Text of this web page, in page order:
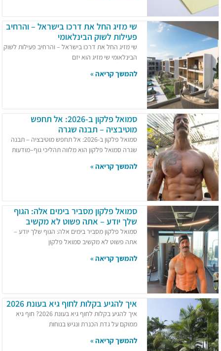
שי מזיג החל את דרכו בישראל – והרחיב
פעילות לשוק הבינלאומי
שי מזיג החל את דרכו בישראל – והרחיב פעילות לשוק
הבינלאומי שי מזיג הוא יזם
להמשך קריאה »
סמואל פלקון ב-2026: אל תחפש
מוטיבציה – תבנה שגרה
סמואל פלקון ב-2026: אל תחפש מוטיבציה – תבנה
שגרה סמואל פלקון הוא מלווה תהליכי גוף–מודעות
להמשך קריאה »
סמואל פלקון מסביר בימים אלה: הגוף
שלך יודע – אתה פשוט לא מקשיב
סמואל פלקון מסביר בימים אלה: הגוף שלך יודע –
אתה פשוט לא מקשיב סמואל פלקון
להמשך קריאה »
איך להגיע בקלות לחוף גיא בעונת 2026
איך להגיע בקלות לחוף גיא בעונת 2026? חוף גיא
ממוקם על גדת הכנרת ונגיש בנוחות
להמשך קריאה »